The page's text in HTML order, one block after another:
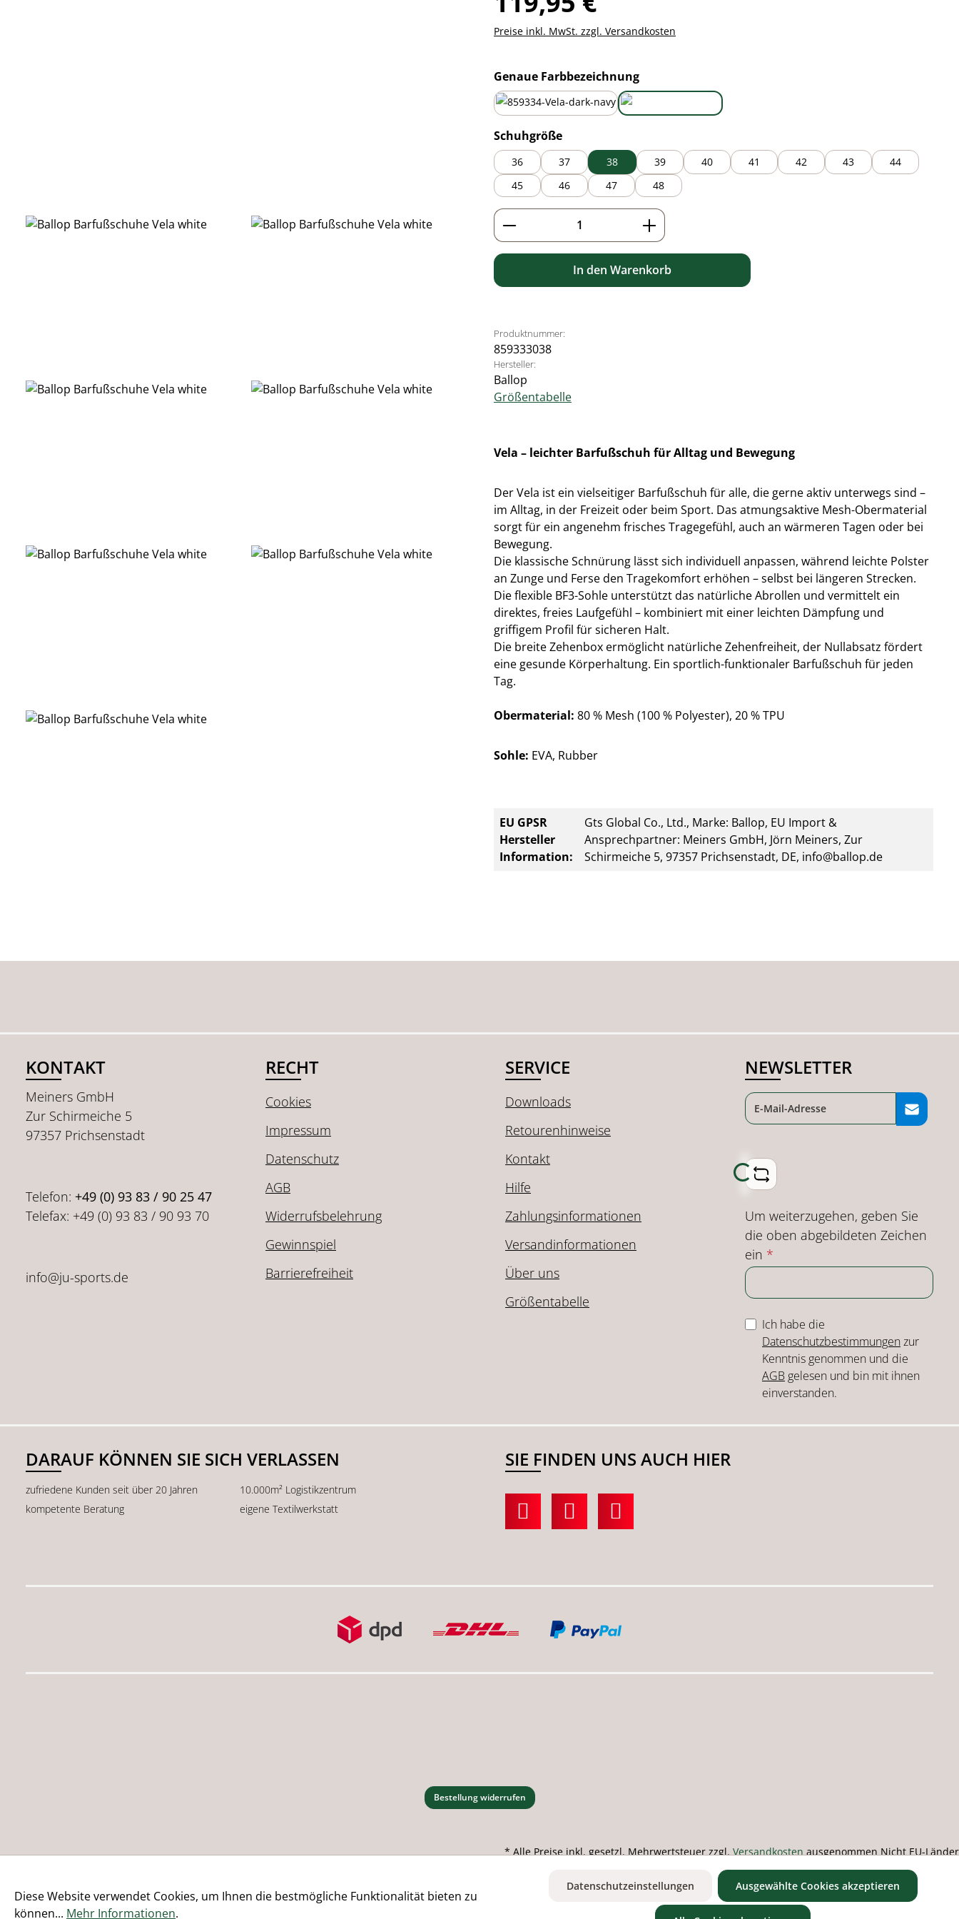
Preise inkl. MwSt. zzgl. Versandkosten
Genaue Farbbezeichnungauswählen
white
Schuhgrößeauswählen
36 37 38 39 40 41 42 43
44
45
46 47 48
Produkt Anzahl: Gib den gewünschten Wert ein oder
In den Warenkorb
Produktnummer:
859333038
Hersteller:
Ballop
Größentabelle
Vela – leichter Barfußschuh für Alltag und Bewegung
Der Vela ist ein vielseitiger Barfußschuh für alle, die gerne aktiv unterwegs sind –
im Alltag, in der Freizeit oder beim Sport. Das atmungsaktive Mesh-Obermaterial
sorgt für ein angenehm frisches Tragegefühl, auch an wärmeren Tagen oder bei
Bewegung.
Die klassische Schnürung lässt sich individuell anpassen, während leichte Polster
an Zunge und Ferse den Tragekomfort erhöhen – selbst bei längeren Strecken.
Die flexible BF3-Sohle unterstützt das natürliche Abrollen und vermittelt ein
direktes, freies Laufgefühl – kombiniert mit einer leichten Dämpfung und
griffigem Profil für sicheren Halt.
Die breite Zehenbox ermöglicht natürliche Zehenfreiheit, der Nullabsatz fördert
eine gesunde Körperhaltung. Ein sportlich-funktionaler Barfußschuh für jeden
Tag.
Obermaterial: 80 % Mesh (100 % Polyester), 20 % TPU
Sohle: EVA, Rubber
EU GPSR
Hersteller
Information:
Gts Global Co., Ltd., Marke: Ballop, EU Import &
Ansprechpartner: Meiners GmbH, Jörn Meiners, Zur
Schirmeiche 5, 97357 Prichsenstadt, DE, info@ballop.de
KONTAKT
Meiners GmbH
Zur Schirmeiche 5
97357 Prichsenstadt
Telefon: +49 (0) 93 83 / 90 25 47
Telefax: +49 (0) 93 83 / 90 93 70
info@ju-sports.de
RECHT
Cookies
Impressum
Datenschutz
AGB
Widerrufsbelehrung
Gewinnspiel
Barrierefreiheit
SERVICE
Downloads
Retourenhinweise
Kontakt
Hilfe
Zahlungsinformationen
Versandinformationen
Über uns
Größentabelle
NEWSLETTER
Loading...
Um weiterzugehen, geben Sie
die oben abgebildeten Zeichen
ein *
Ich habe die
Datenschutzbestimmungenzur
Kenntnis genommen und die
AGB gelesen und bin mit ihnen
einverstanden.
DARAUF KÖNNEN SIE SICH VERLASSEN
zufriedene Kunden seit über 20 Jahren
10.000m² Logistikzentrum
kompetente Beratung
eigene Textilwerkstatt
SIE FINDEN UNS AUCH HIER
Bestellung widerrufen
* Alle Preise inkl. gesetzl. Mehrwertsteuer zzgl. Versandkosten ausgenommen Nicht EU-Länder
Diese Website verwendet Cookies, um Ihnen die bestmögliche Funktionalität bieten zu
können... Mehr Informationen.
Datenschutzeinstellungen Ausgewählte Cookies akzeptieren